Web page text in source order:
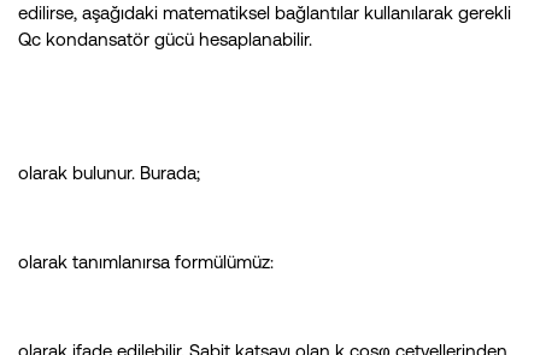
edilirse, aşağıdaki matematiksel bağlantılar kullanılarak gerekli
Qc kondansatör gücü hesaplanabilir.
olarak bulunur. Burada;
olarak tanımlanırsa formülümüz:
olarak ifade edilebilir. Sabit katsayı olan k cosφ cetvellerinden